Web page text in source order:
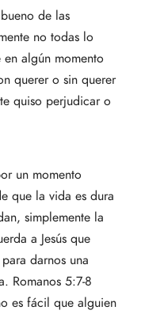
de las
no todas lo
algún momento
querer o sin querer
quiso perjudicar o
un momento
que la vida es dura
simplemente la
a Jesús que
darnos una
Romanos 5:7-8
es fácil que alguien